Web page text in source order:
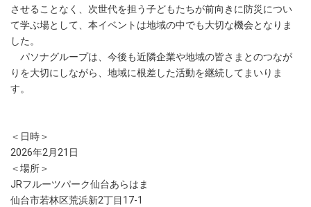
させることなく、次世代を担う子どもたちが前向きに防災につい
て学ぶ場として、本イベントは地域の中でも大切な機会となりま
した。
パソナグループは、今後も近隣企業や地域の皆さまとのつなが
りを大切にしながら、地域に根差した活動を継続してまいりま
す。
＜日時＞
2026年2月21日
＜場所＞
JRフルーツパーク仙台あらはま
仙台市若林区荒浜新2丁目17-1